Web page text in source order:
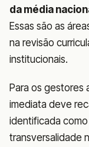
da média
Essas são as
na revisão
institucionais.
Para os gestores
imediata deve
identificada
transversalidade